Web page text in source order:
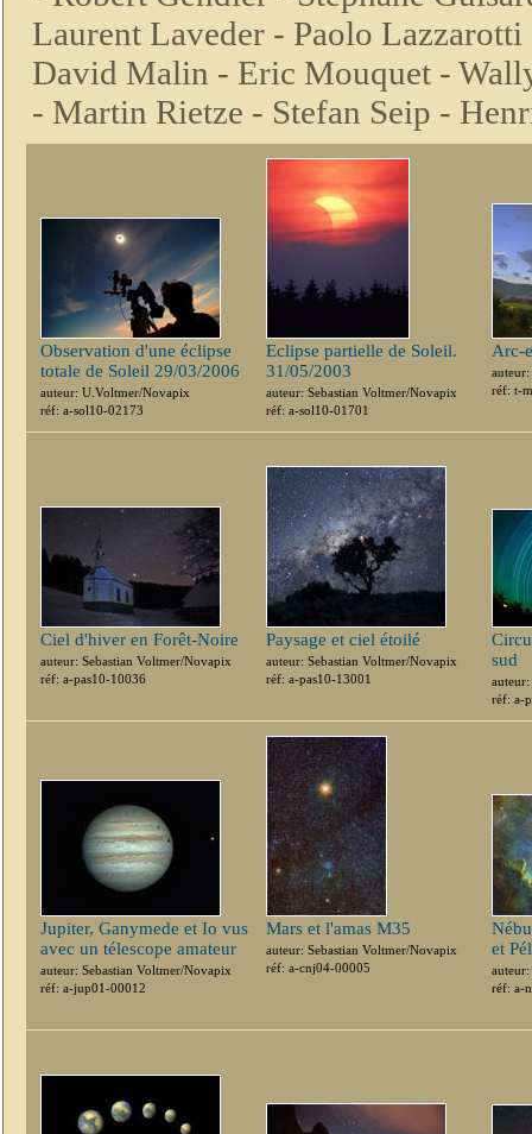
Laurent Laveder - Paolo
David Malin - Eric Mouquet -
- Martin Rietze - Stefan Seip -
Observation d'une éclipse
totale de Soleil 29/03/2006
auteur: U.Voltmer/Novapix
réf: a-sol10-02173
Eclipse partielle de Soleil.
31/05/2003
auteur: Sebastian Voltmer/Novapix
réf: a-sol10-01701
Arc-
réf: t-
Ciel d'hiver en Forêt-Noire
auteur: Sebastian Voltmer/Novapix
réf: a-pas10-10036
Paysage et ciel étoilé
auteur: Sebastian Voltmer/Novapix
réf: a-pas10-13001
sud
réf: a-
Jupiter, Ganymede et Io vus
avec un télescope amateur
auteur: Sebastian Voltmer/Novapix
réf: a-jup01-00012
Mars et l'amas M35
auteur: Sebastian Voltmer/Novapix
réf: a-cnj04-00005
et
réf: a-